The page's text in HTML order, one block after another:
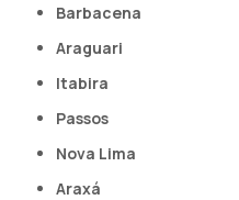
Barbacena
Araguari
Itabira
Passos
Nova Lima
Araxá